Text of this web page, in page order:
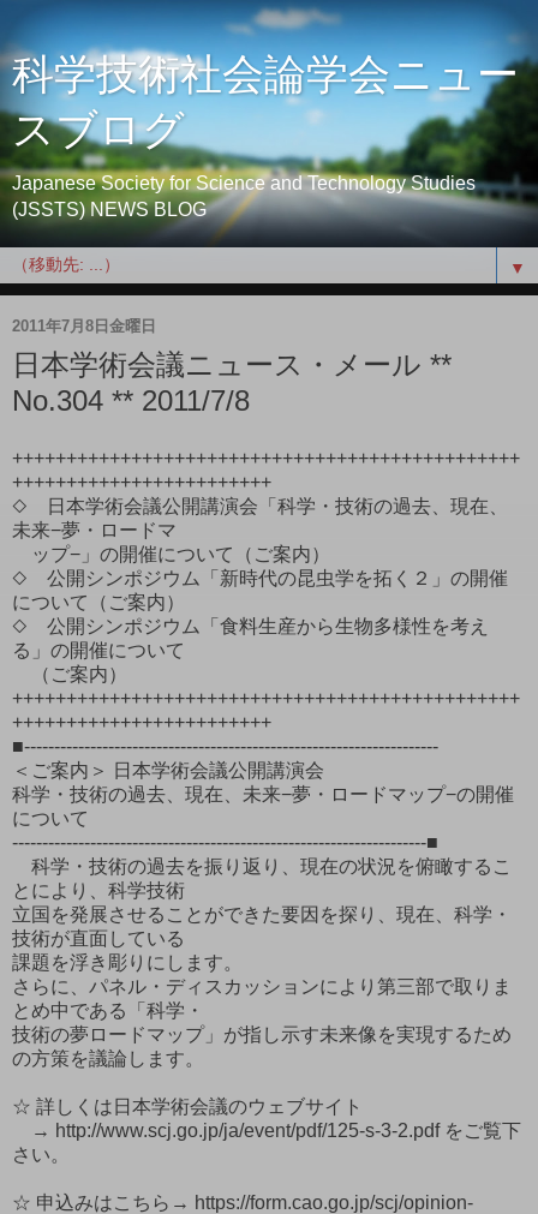
科学技術社会論学会ニュー
スブログ
Japanese Society for Science and Technology Studies
(JSSTS) NEWS BLOG
▼
2011年7月8日金曜日
日本学術会議ニュース・メール **
No.304 ** 2011/7/8
+++++++++++++++++++++++++++++++++++++++++++++++
++++++++++++++++++++++++
◇ 日本学術会議公開講演会「科学・技術の過去、現在、
未来−夢・ロードマ
ップ−」の開催について（ご案内）
◇ 公開シンポジウム「新時代の昆虫学を拓く２」の開催
について（ご案内）
◇ 公開シンポジウム「食料生産から生物多様性を考え
る」の開催について
（ご案内）
+++++++++++++++++++++++++++++++++++++++++++++++
++++++++++++++++++++++++
■---------------------------------------------------------------------
＜ご案内＞ 日本学術会議公開講演会
科学・技術の過去、現在、未来−夢・ロードマップ−の開催
について
---------------------------------------------------------------------■
科学・技術の過去を振り返り、現在の状況を俯瞰するこ
とにより、科学技術
立国を発展させることができた要因を探り、現在、科学・
技術が直面している
課題を浮き彫りにします。
さらに、パネル・ディスカッションにより第三部で取りま
とめ中である「科学・
技術の夢ロードマップ」が指し示す未来像を実現するため
の方策を議論します。
☆ 詳しくは日本学術会議のウェブサイト
→ http://www.scj.go.jp/ja/event/pdf/125-s-3-2.pdf をご覧下
さい。
☆ 申込みはこちら→ https://form.cao.go.jp/scj/opinion-